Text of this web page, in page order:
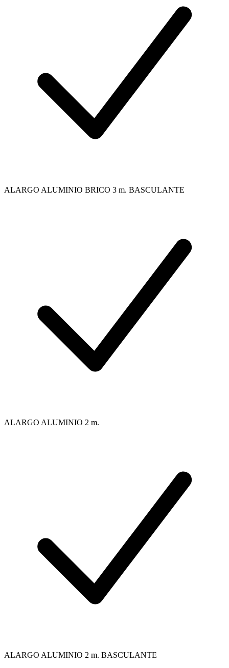
ALARGO ALUMINIO BRICO 3 m. BASCULANTE
ALARGO ALUMINIO 2 m.
ALARGO ALUMINIO 2 m. BASCULANTE